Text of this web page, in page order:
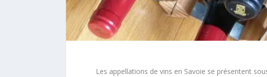
Les appellations de vins en Savoie se présentent